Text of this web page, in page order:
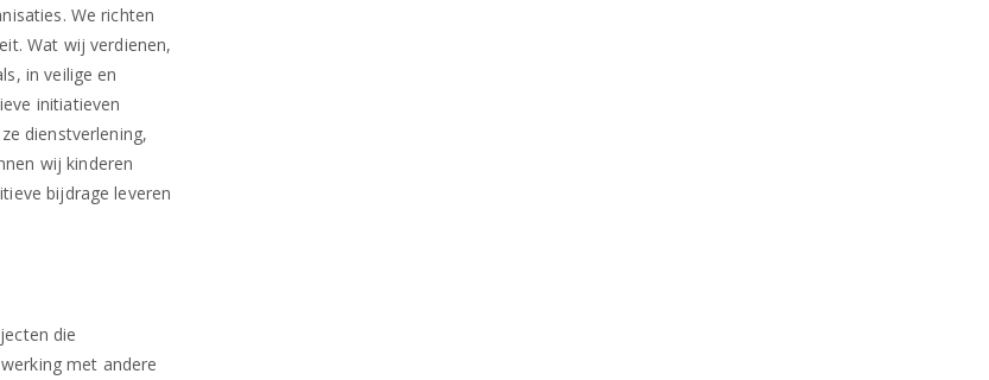
We richten
Wat wij verdienen,
in veilige en
initiatieven
dienstverlening,
wij kinderen
bijdrage leveren
die
met andere